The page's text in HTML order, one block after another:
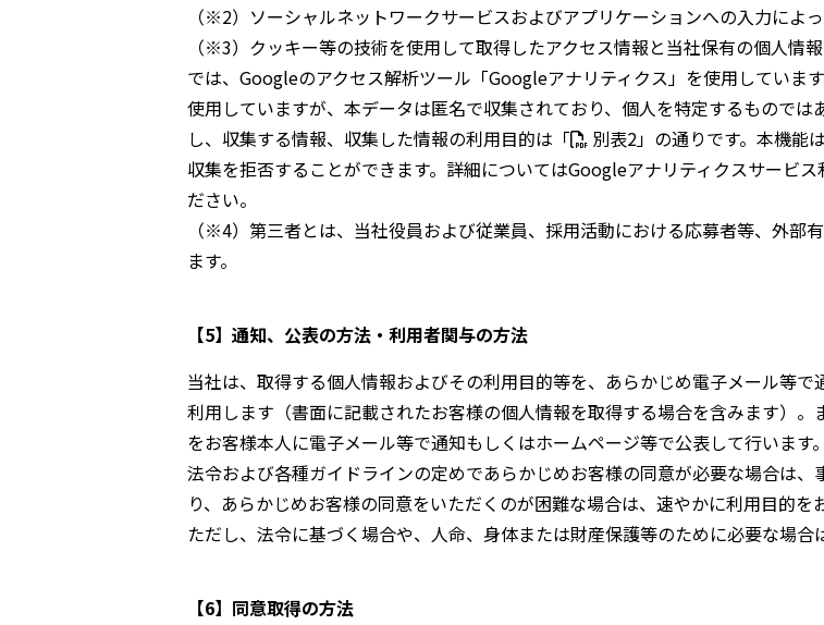
（※2）ソーシャルネットワークサービスおよびアプリケーションへの入力によ
（※3）クッキー等の技術を使用して取得したアクセス情報と当社保有の個人情
では、Googleのアクセス解析ツール「Googleアナリティクス」を使用していま
使用していますが、本データは匿名で収集されており、個人を特定するもので
し、収集する情報、収集した情報の利用目的は「
別表2」の通りです。本機能
収集を拒否することができます。詳細についてはGoogleアナリティクスサービ
ださい。
（※4）第三者とは、当社役員および従業員、採用活動における応募者等、外部
ます。
【5】通知、公表の方法・利用者関与の方法
当社は、取得する個人情報およびその利用目的等を、あらかじめ電子メール等
利用します（書面に記載されたお客様の個人情報を取得する場合を含みます）
をお客様本人に電子メール等で通知もしくはホームページ等で公表して行います。
法令および各種ガイドラインの定めであらかじめお客様の同意が必要な場合は
り、あらかじめお客様の同意をいただくのが困難な場合は、速やかに利用目的を
ただし、法令に基づく場合や、人命、身体または財産保護等のために必要な場合
【6】同意取得の方法